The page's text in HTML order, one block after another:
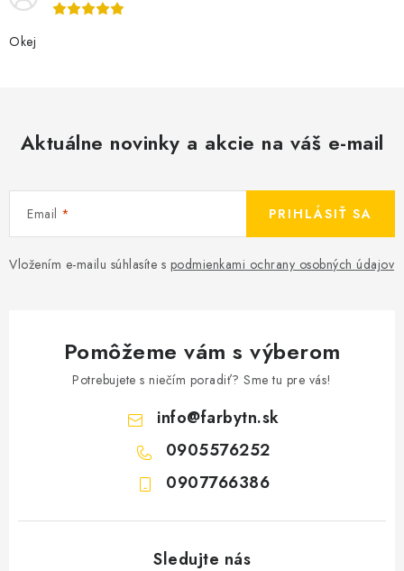
Okej
Aktuálne novinky a akcie na váš e-mail
Email
Vložením e-mailu súhlasíte s podmienkami ochrany osobných údajov
PRIHLÁSIŤ SA
Pomôžeme vám s výberom
Potrebujete s niečím poradiť? Sme tu pre vás!
info@farbytn.sk
0905576252
0907766386